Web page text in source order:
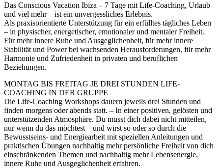
Das Conscious Vacation Ibiza – 7 Tage mit Life-Coaching, Urlaub
und viel mehr – ist ein unvergessliches Erlebnis.
Als praxisorientierte Unterstützung für ein erfülltes tägliches Leben
– in physischer, energetischer, emotionaler und mentaler Freiheit.
Für mehr innere Ruhe und Ausgeglichenheit, für mehr innere
Stabilität und Power bei wachsenden Herausforderungen, für mehr
Harmonie und Zufriedenheit in privaten und beruflichen
Beziehungen.
MONTAG BIS FREITAG JE DREI STUNDEN LIFE-
COACHING IN DER GRUPPE
Die Life-Coaching Workshops dauern jeweils drei Stunden und
finden morgens oder abends statt. – In einer positiven, gelösten und
unterstützenden Atmosphäre. Du musst dich dabei nicht mitteilen,
nur wenn du das möchtest – und wirst so oder so durch die
Bewusstseins- und Energiearbeit mit speziellen Anleitungen und
praktischen Übungen nachhaltig mehr persönliche Freiheit von dich
einschränkenden Themen und nachhaltig mehr Lebensenergie,
innere Ruhe und Ausgeglichenheit erfahren.